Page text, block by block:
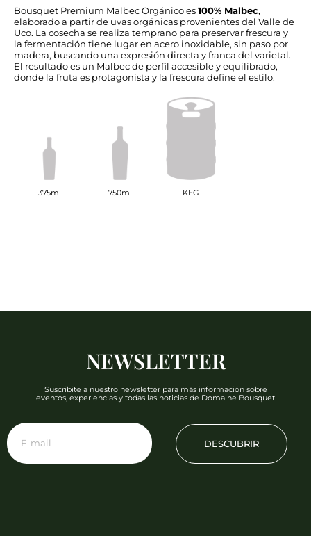
Bousquet Premium Malbec Orgánico es100% Malbec,
elaborado a partir de uvas orgánicas provenientes del Valle de
Uco. La cosecha se realiza temprano para preservar frescura y
la fermentación tiene lugar en acero inoxidable, sin paso por
madera, buscando una expresión directa y franca del varietal.
El resultado es un Malbec de perfil accesible y equilibrado,
donde la fruta es protagonista y la frescura define el estilo.
375ml 750ml KEG
NEWSLETTER
Suscribite a nuestro newsletter para más información sobre
eventos, experiencias y todas las noticias de Domaine Bousquet
DESCUBRIR